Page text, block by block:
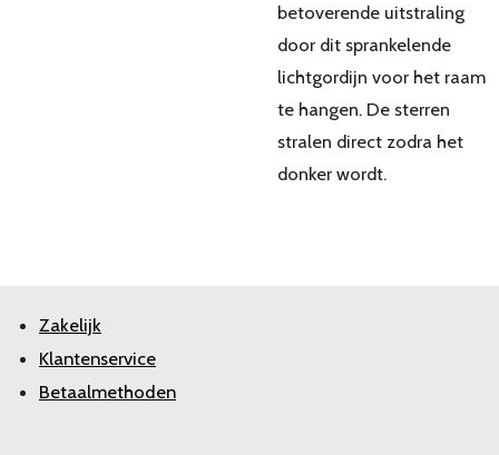
betoverende uitstraling
door dit sprankelende
lichtgordijn voor het raam
te hangen. De sterren
stralen direct zodra het
donker wordt.
Zakelijk
Klantenservice
Betaalmethoden